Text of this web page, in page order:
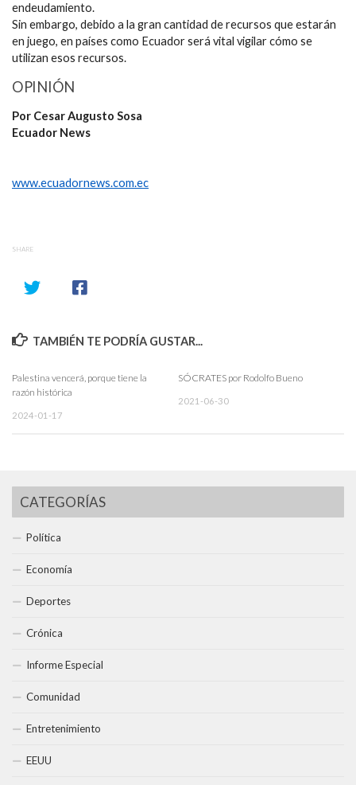
endeudamiento.
Sin embargo, debido a la gran cantidad de recursos que estarán
en juego, en países como Ecuador será vital vigilar cómo se
utilizan esos recursos.
OPINIÓN
Por Cesar Augusto Sosa
Ecuador News
www.ecuadornews.com.ec
SHARE
TAMBIÉN TE PODRÍA GUSTAR...
Palestina vencerá, porque tiene la
razón histórica
2024-01-17
SÓCRATES por Rodolfo Bueno
2021-06-30
CATEGORÍAS
Política
Economía
Deportes
Crónica
Informe Especial
Comunidad
Entretenimiento
EEUU